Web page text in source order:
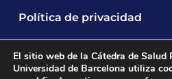
Política de privacidad
El sitio web de la Cátedra de Salud
Universidad de Barcelona utiliza